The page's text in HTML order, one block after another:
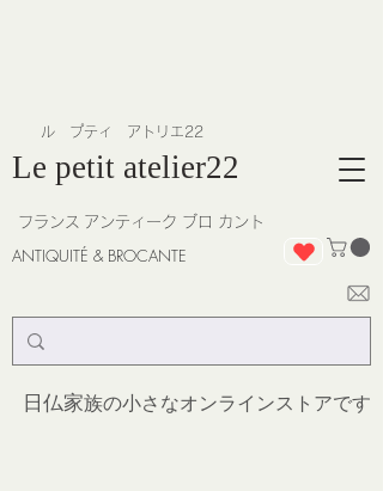
Le petit atelier22
ANTIQUITÉ & BROCANTE
アンティーク ブロ カント
日仏家族の小さなオンラインストアです
​ル プティ アトリエ22
フランス